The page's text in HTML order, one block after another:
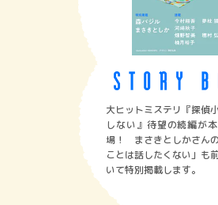
大ヒットミステリ『探偵
しない』待望の続編が
場！ まさきとしかさん
ことは話したくない」も
いて特別掲載します。